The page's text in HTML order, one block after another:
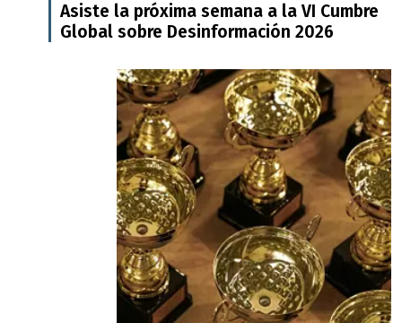
Asiste la próxima semana a la VI Cumbre
Global sobre Desinformación 2026